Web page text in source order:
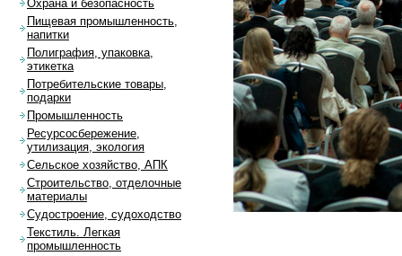
Охрана и безопасность
Пищевая промышленность,
напитки
Полиграфия, упаковка,
этикетка
Потребительские товары,
подарки
Промышленность
Ресурсосбережение,
утилизация, экология
Сельское хозяйство, АПК
Строительство, отделочные
материалы
Судостроение, судоходство
Текстиль. Легкая
промышленность